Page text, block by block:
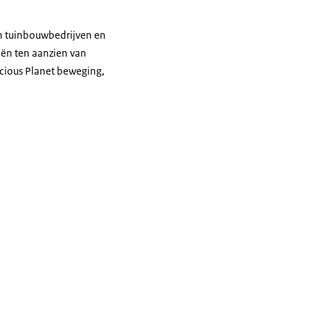
tuinbouwbedrijven en
ten aanzien van
Planet beweging,